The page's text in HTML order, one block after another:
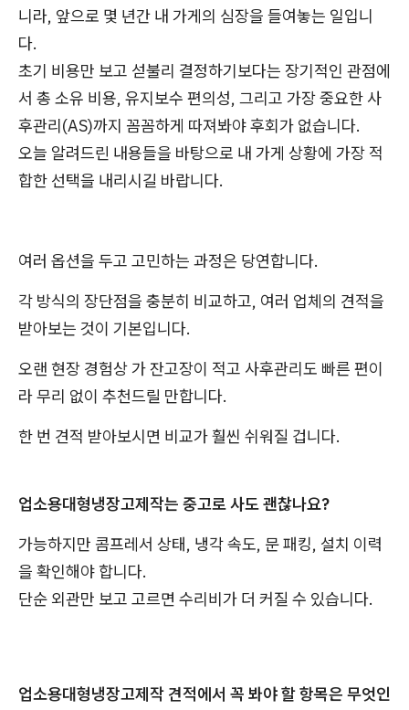
니라, 앞으로 몇 년간 내 가게의 심장을 들여놓는 일입니
다.
초기 비용만 보고 섣불리 결정하기보다는 장기적인 관점에
서 총 소유 비용, 유지보수 편의성, 그리고 가장 중요한 사
후관리(AS)까지 꼼꼼하게 따져봐야 후회가 없습니다.
오늘 알려드린 내용들을 바탕으로 내 가게 상황에 가장 적
합한 선택을 내리시길 바랍니다.
여러 옵션을 두고 고민하는 과정은 당연합니다.
각 방식의 장단점을 충분히 비교하고, 여러 업체의 견적을
받아보는 것이 기본입니다.
오랜 현장 경험상 가 잔고장이 적고 사후관리도 빠른 편이
라 무리 없이 추천드릴 만합니다.
한 번 견적 받아보시면 비교가 훨씬 쉬워질 겁니다.
업소용대형냉장고제작는 중고로 사도 괜찮나요?
가능하지만 콤프레서 상태, 냉각 속도, 문 패킹, 설치 이력
을 확인해야 합니다.
단순 외관만 보고 고르면 수리비가 더 커질 수 있습니다.
업소용대형냉장고제작 견적에서 꼭 봐야 할 항목은 무엇인